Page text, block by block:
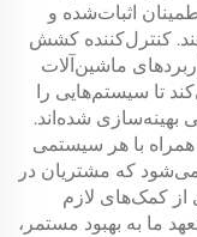
اثبات‌شده و
کنترل‌کننده کشش
ماشین‌آلات
تا سیستم‌هایی را
بهینه‌سازی شده‌اند.
همراه با هر سیستمی
که مشتریان در
از کمک‌های لازم
ما به بهبود مستمر،